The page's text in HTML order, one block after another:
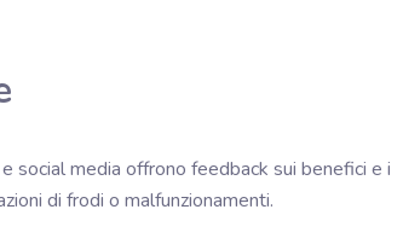
social media offrono feedback sui benefici e i
di frodi o malfunzionamenti.